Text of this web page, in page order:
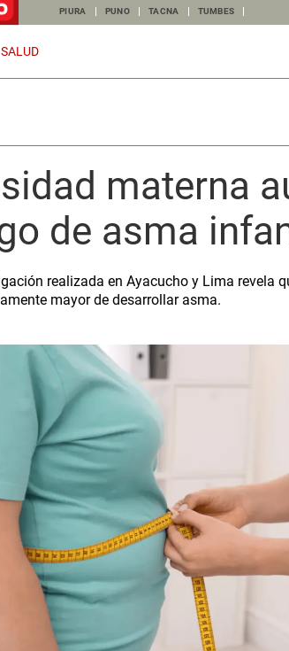
PIURA PUNO TACNA TUMBES
SALUD
materna
de asma
realizada en Ayacucho y Lima revela
mayor de desarrollar asma.